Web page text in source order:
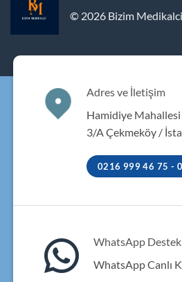
© 2026 Bizim Medikalci
Adres ve İletişim
Hamidiye Mahallesi
3/A Çekmeköy /
0216 999 46 75 -
WhatsApp Destek
WhatsApp Canlı